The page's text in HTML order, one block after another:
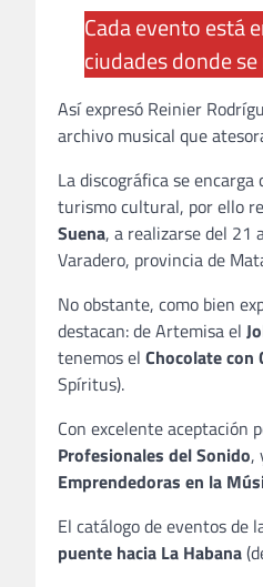
Cada evento está
ciudades donde
Así expresó Reinier
archivo musical que
La discográfica se
turismo cultural, por ello
Suena, a realizarse del 21
Varadero, provincia de
No obstante, como bien
destacan: de Artemisa el
tenemos el Chocolate con
Spíritus).
Con excelente aceptación
Profesionales del Sonido,
Emprendedoras en la
El catálogo de eventos de
puente hacia La Habana